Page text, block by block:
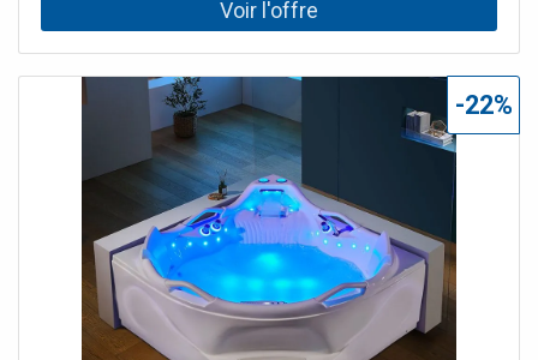
détente absolue. Le + : Son noir intense, moderne et
-22%